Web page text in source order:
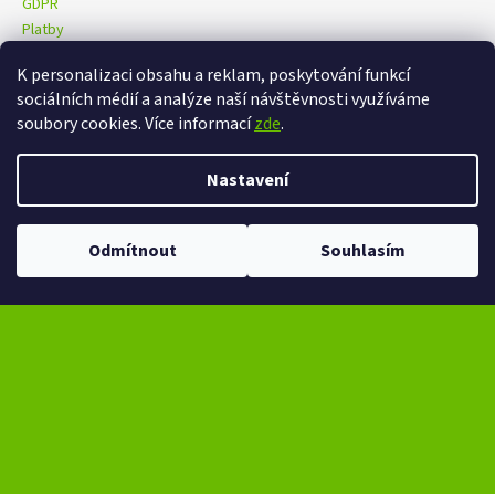
K personalizaci obsahu a reklam, poskytování funkcí
sociálních médií a analýze naší návštěvnosti využíváme
soubory cookies. Více informacízde.
Nastavení
Odmítnout Souhlasím
GDPR
Platby
eXtrem-audio na facebooku eXtrem-audio na Instagramu
Copyright 2026eXtrem-audio.cz. Všechna práva vyhrazena.
Upravit nastavení cookies